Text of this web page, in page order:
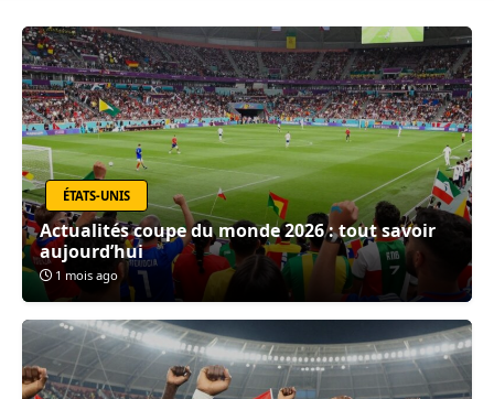
ÉTATS-UNIS
Actualités coupe du monde 2026 : tout savoir
aujourd’hui
1 mois ago